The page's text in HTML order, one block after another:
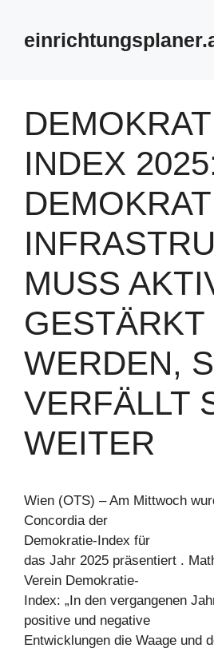
springen
INDEX
MUSS
GESTÄRKT
WERDEN,
VERFÄLLT
WEITER
Wien (OTS) – Am Mittwoch
Concordia der
Demokratie-Index für
das Jahr 2025 präsentiert .
Verein Demokratie-
Index: „In den vergangenen
positive und negative
Entwicklungen die Waage und